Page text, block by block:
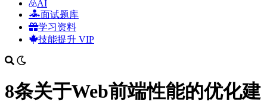
AI
面试题库
学习资料
技能提升 VIP
8条关于Web前端性能的优化建